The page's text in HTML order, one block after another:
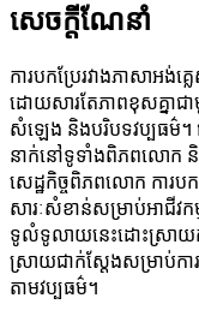
សេចក្តីណែនាំ
ការបកប្រែរវាងភាសាអង់
ដោយសារតែភាពខុសគ្នាជា
សំឡេង និងបរិបទវប្បធម៌។
នាក់នៅទូទាំងពិភពលោក និ
សេដ្ឋកិច្ចពិភពលោក ការបក
សារៈសំខាន់សម្រាប់អាជីវកម្
ទូលំទូលាយនេះដោះស្រា
ស្រាយជាក់ស្តែងសម្រាប់ក
តាមវប្បធម៌។